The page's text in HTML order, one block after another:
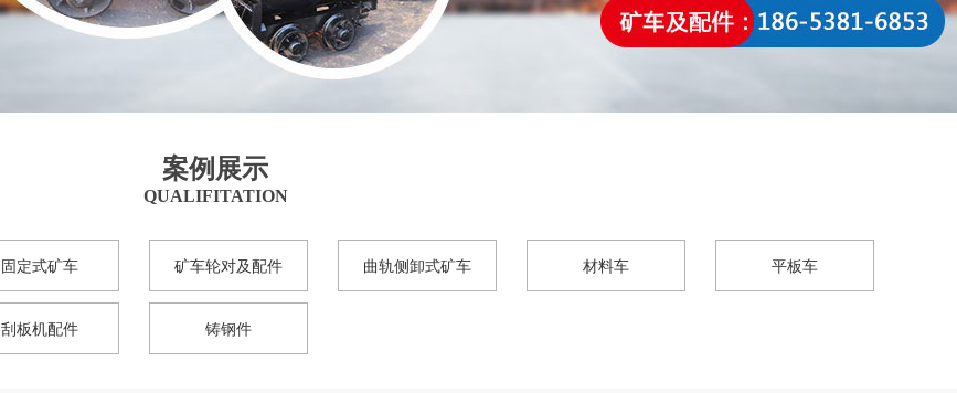
案例展示
QUALIFITATION
固定式矿车 矿车轮对及配件 曲轨侧卸式矿车 材料车 平板车
刮板机配件 铸钢件